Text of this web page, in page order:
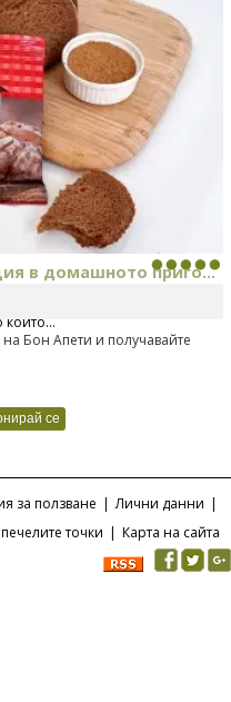
в домашното приго...
на изцяло нов
Бон Апети и получавайте
за ползване | Лични данни |
точки | Карта на сайта